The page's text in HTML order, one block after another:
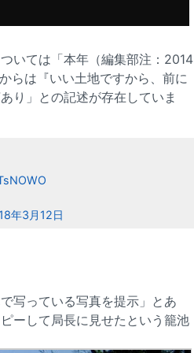
いては「本年（編集部注：2014
らは『いい土地ですから、前に
り」との記述が存在していま
年3月12日
写っている写真を提示」とあ
ーして局長に見せたという籠池